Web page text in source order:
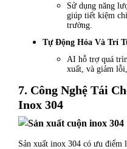
Sử dụng năng
giúp tiết kiệm
trường.
Tự Động Hóa Và Trí
AI hỗ trợ quá
xuất, và giảm
7. Công Nghệ Tái
Inox 304
Sản xuất inox 304 có ưu điểm